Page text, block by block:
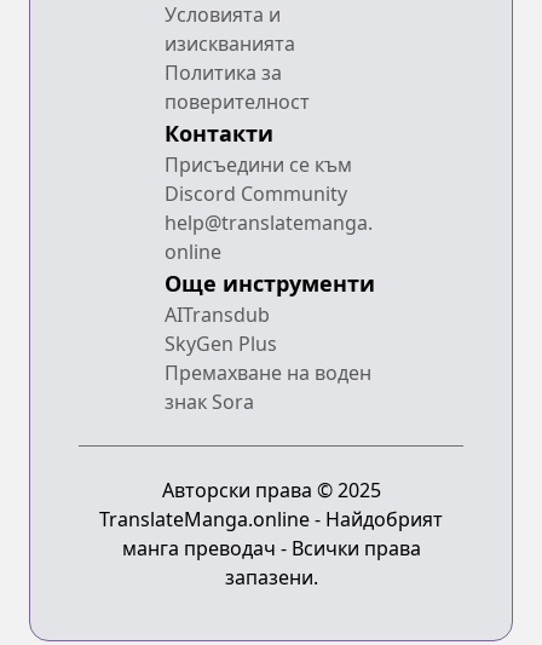
Условията и
изискванията
Политика за
поверителност
Контакти
Присъедини се към
Discord Community
help@translatemanga.
online
Още инструменти
AITransdub
SkyGen Plus
Премахване на воден
знак Sora
Авторски права © 2025
TranslateManga.online - Найдобрият
манга преводач - Всички права
запазени.